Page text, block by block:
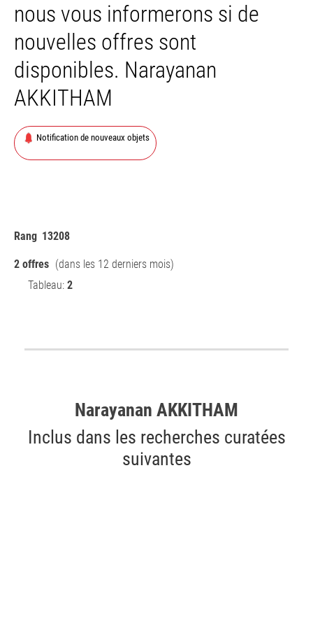
nous vous informerons si de
nouvelles offres sont
disponibles. Narayanan
AKKITHAM
Notification de nouveaux objets
Rang 13208
2 offres (dans les 12 derniers mois)
Tableau: 2
Narayanan AKKITHAM
Inclus dans les recherches curatées
suivantes